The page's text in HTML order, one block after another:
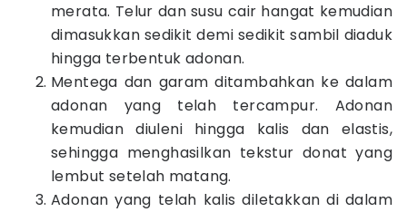
merata. Telur dan susu cair hangat kemudian
dimasukkan sedikit demi sedikit sambil diaduk
hingga terbentuk adonan.
Mentega dan garam ditambahkan ke dalam
adonan yang telah tercampur. Adonan
kemudian diuleni hingga kalis dan elastis,
sehingga menghasilkan tekstur donat yang
lembut setelah matang.
Adonan yang telah kalis diletakkan di dalam